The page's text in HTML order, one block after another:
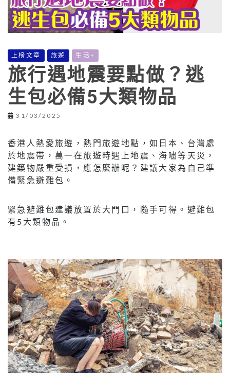
上榜文章 旅遊 生活+
旅行遇地震要點做？逃
生包必備5大類物品
31/03/2025
香港人熱愛旅遊，熱門旅遊地點，如日本、台灣處
於地震帶，萬一在旅遊時遇上地震、海嘯等天災，
建築物嚴重受損，應怎麼辦呢？建議大家為自己準
備緊急避難包。
緊急避難包建議放置於大門口，隨手可得。避難包
有5大類物品。